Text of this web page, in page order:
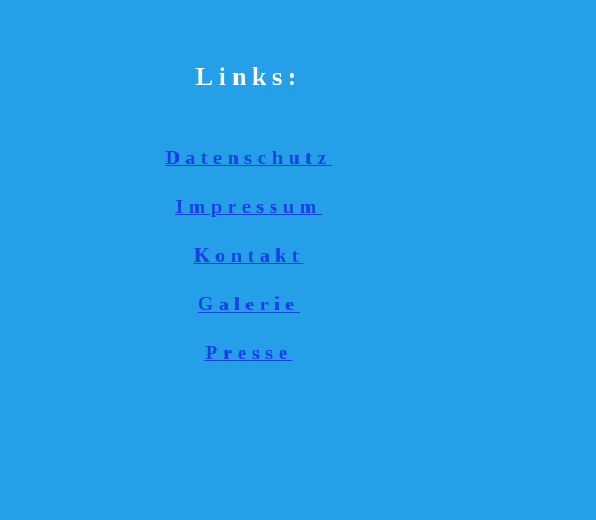
Links:
Datenschutz
Impressum
Kontakt
Galerie
Presse